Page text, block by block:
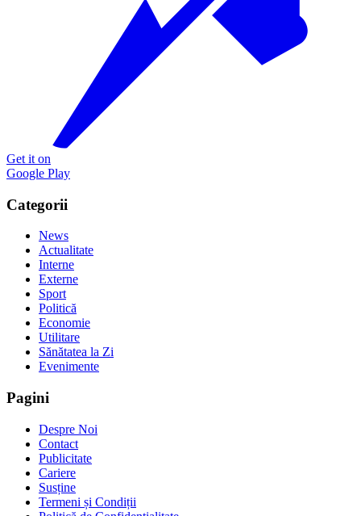
Get it on
Google Play
Categorii
News
Actualitate
Interne
Externe
Sport
Politică
Economie
Utilitare
Sănătatea la Zi
Evenimente
Pagini
Despre Noi
Contact
Publicitate
Cariere
Susține
Termeni și Condiții